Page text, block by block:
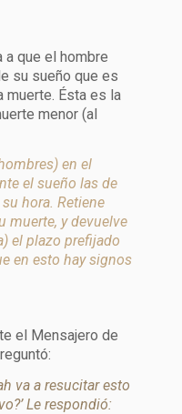
a que el hombre
su sueño que es
muerte. Ésta es la
menor (al
en el
el sueño las de
hora. Retiene
muerte, y devuelve
el plazo prefijado
en esto hay signos
el Mensajero de
va a resucitar esto
Le respondió: